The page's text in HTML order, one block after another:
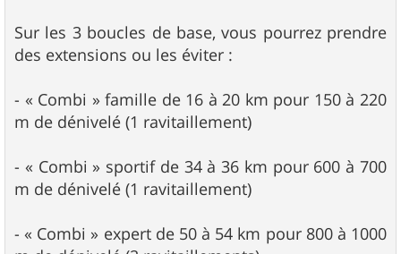
Sur les 3 boucles de base, vous pourrez prendre
des extensions ou les éviter :
- « Combi » famille de 16 à 20 km pour 150 à 220
m de dénivelé (1 ravitaillement)
- « Combi » sportif de 34 à 36 km pour 600 à 700
m de dénivelé (1 ravitaillement)
- « Combi » expert de 50 à 54 km pour 800 à 1000